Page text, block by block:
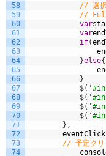
58
59
60
61
62
63
64
65
66
67
68
69
70
71
72
73
74
// 選択
//
var
var
if(
}else{
}
$(
$(
$(
$(
} ,
eventClick
// 予定クリ